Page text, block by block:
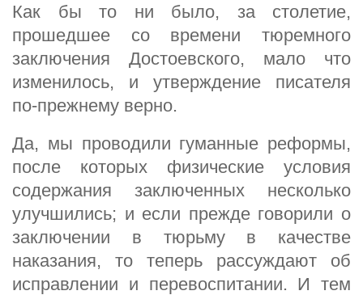
Как бы то ни было, за столетие,
прошедшее со времени тюремного
заключения Достоевского, мало что
изменилось, и утверждение писателя
по-прежнему верно.
Да, мы проводили гуманные реформы,
после которых физические условия
содержания заключенных несколько
улучшились; и если прежде говорили о
заключении в тюрьму в качестве
наказания, то теперь рассуждают об
исправлении и перевоспитании. И тем